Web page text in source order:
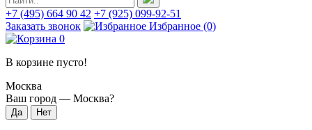
+7 (495) 664 90 42 +7 (925) 099-92-51
Заказать звонок
Избранное (0)
0
В корзине пусто!
Москва
Ваш город — Москва?